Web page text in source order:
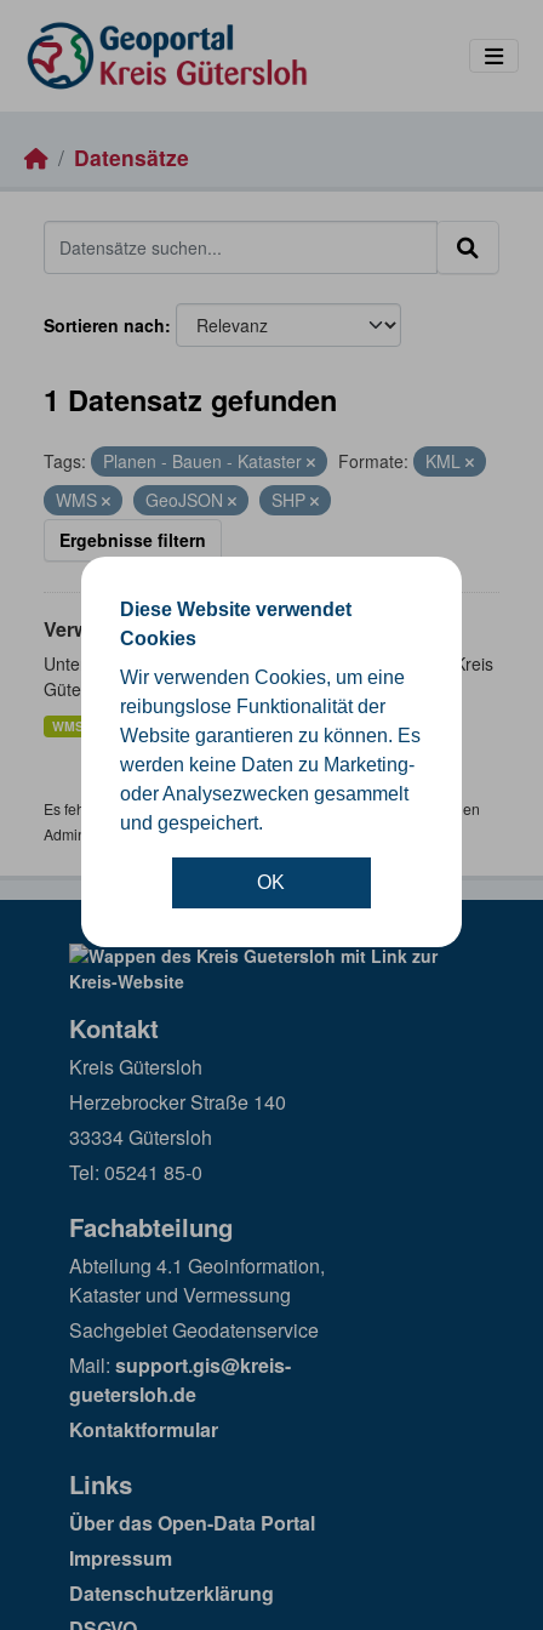
Diese Website verwendet
Cookies
Wir verwenden Cookies, um eine
reibungslose Funktionalität der
Website garantieren zu können. Es
werden keine Daten zu Marketing-
oder Analysezwecken gesammelt
und gespeichert.
OK
Datensätze
Sortieren nach
1 Datensatz gefunden
Tags: Planen - Bauen - Kataster Formate:
KML
WMS
GeoJSON
SHP
Ergebnisse filtern
Verwaltungsgrenzen
Unterschiedliche Ebenen der Verwaltungsgrenzen im Kreis
Gütersloh
WMS SHP GeoJSON KML
Es fehlen spezifische Datensätze? Wenden Sie sich bitte an einen
Administrator unter:support.gis@kreis-guetersloh.de
Kontakt
Kreis Gütersloh
Herzebrocker Straße 140
33334 Gütersloh
Tel: 05241 85-0
Fachabteilung
Abteilung 4.1 Geoinformation,
Kataster und Vermessung
Sachgebiet Geodatenservice
Mail: support.gis@kreis-
guetersloh.de
Kontaktformular
Links
Über das Open-Data Portal
Impressum
Datenschutzerklärung